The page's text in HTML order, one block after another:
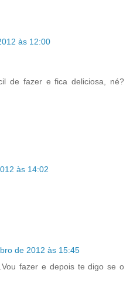
às 12:00
de fazer e fica deliciosa, né?
às 14:02
de 2012 às 15:45
fazer e depois te digo se o